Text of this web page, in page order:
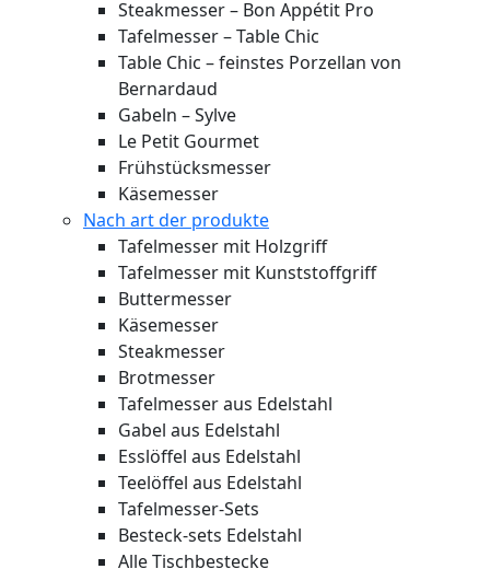
Steakmesser – Bon Appétit Pro
Tafelmesser – Table Chic
Table Chic – feinstes Porzellan von
Bernardaud
Gabeln – Sylve
Le Petit Gourmet
Frühstücksmesser
Käsemesser
Nach art der produkte
Tafelmesser mit Holzgriff
Tafelmesser mit Kunststoffgriff
Buttermesser
Käsemesser
Steakmesser
Brotmesser
Tafelmesser aus Edelstahl
Gabel aus Edelstahl
Esslöffel aus Edelstahl
Teelöffel aus Edelstahl
Tafelmesser-Sets
Besteck-sets Edelstahl
Alle Tischbestecke